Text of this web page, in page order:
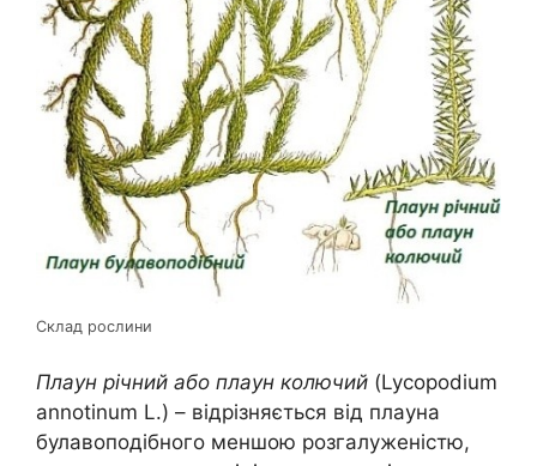
Склад рослини
Плаун річний або плаун колючий (Lycopodium
annotinum L.) – відрізняється від плауна
булавоподібного меншою розгалуженістю,